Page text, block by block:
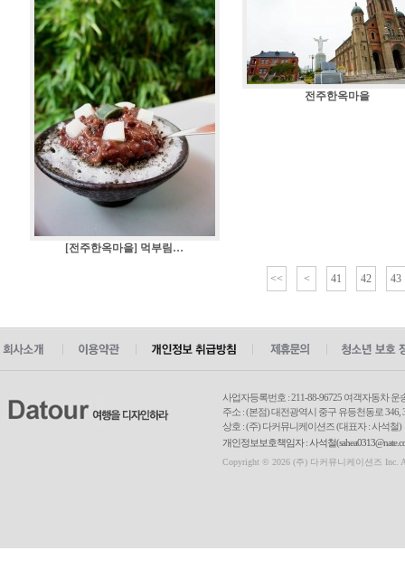
[전주한옥마을] 먹부림…
전주한옥마을
<< < 41 42 43
사업자등록번호 : 211-88-96725 여객자동차
주소 : (본점) 대전광역시 중구 유등천동로
상호 : (주) 다커뮤니케이션즈 (대표자 : 사석철)
개인정보보호책임자 : 사석철
Copyright © 2026 (주) 다커뮤니케이션즈 Inc.